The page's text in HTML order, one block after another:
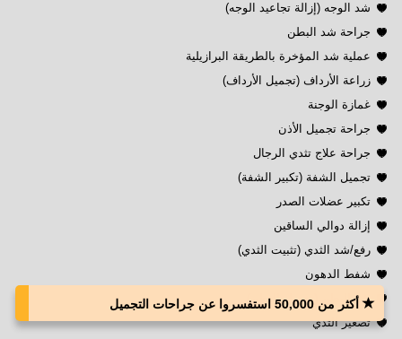
شد الوجه (إزالة تجاعيد الوجه)
جراحة شد البطن
عملية شد المؤخرة بالطريقة البرازيلية
زراعة الأرداف (تجميل الأرداف)
غمازة الوجنة
جراحة تجميل الأذن
جراحة علاج تثدي الرجال
تجميل الشفة (تكبير الشفة)
تكبير عضلات الصدر
إزالة دوالي الساقين
رفع/شد الثدي (تثبيت الثدي)
شفط الدهون
شد البطن (تجميل البطن)
تصغير الثدي
أكثر من 50,000 استفسروا عن جراحات التجميل